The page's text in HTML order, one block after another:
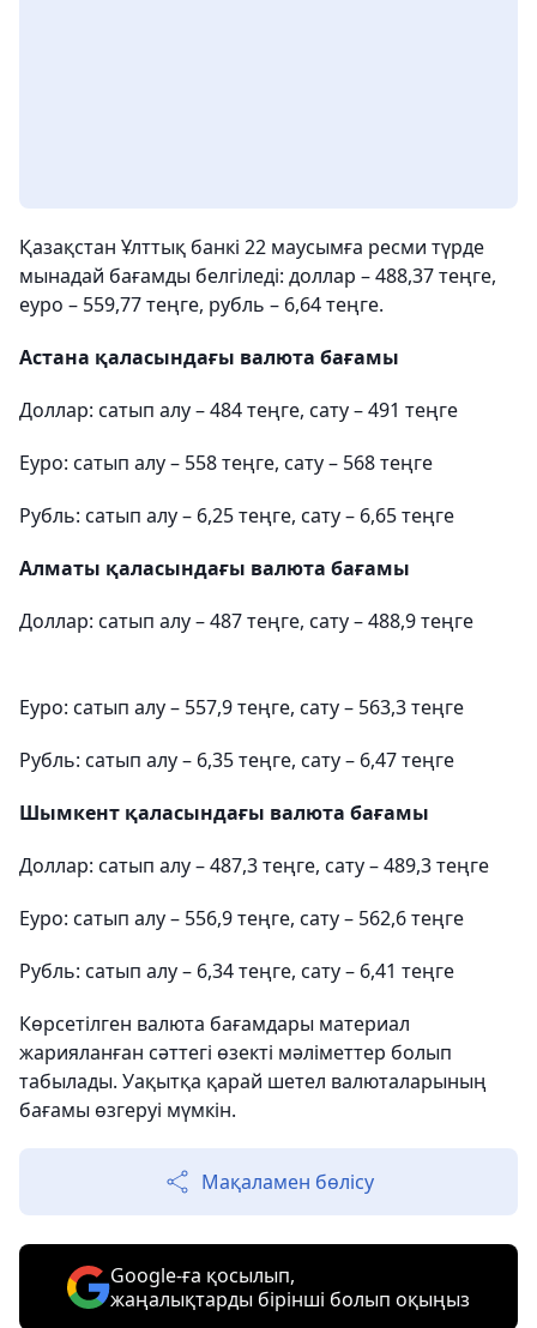
Қазақстан Ұлттық банкі 22 маусымға ресми түрде
мынадай бағамды белгіледі: доллар – 488,37 теңге,
еуро – 559,77 теңге, рубль – 6,64 теңге.
Астана қаласындағы валюта бағамы
Доллар: сатып алу – 484 теңге, сату – 491 теңге
Еуро: сатып алу – 558 теңге, сату – 568 теңге
Рубль: сатып алу – 6,25 теңге, сату – 6,65 теңге
Алматы қаласындағы валюта бағамы
Доллар: сатып алу – 487 теңге, сату – 488,9 теңге
Еуро: сатып алу – 557,9 теңге, сату – 563,3 теңге
Рубль: сатып алу – 6,35 теңге, сату – 6,47 теңге
Шымкент қаласындағы валюта бағамы
Доллар: сатып алу – 487,3 теңге, сату – 489,3 теңге
Еуро: сатып алу – 556,9 теңге, сату – 562,6 теңге
Рубль: сатып алу – 6,34 теңге, сату – 6,41 теңге
Көрсетілген валюта бағамдары материал
жарияланған сәттегі өзекті мәліметтер болып
табылады. Уақытқа қарай шетел валюталарының
бағамы өзгеруі мүмкін.
Мақаламен бөлісу
Google-ға қосылып,
жаңалықтарды бірінші болып оқыңыз